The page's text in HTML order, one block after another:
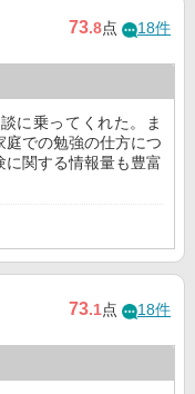
73.8点 18件
に乗ってくれた。ま
庭での勉強の仕方につ
に関する情報量も豊富
73.1点 18件